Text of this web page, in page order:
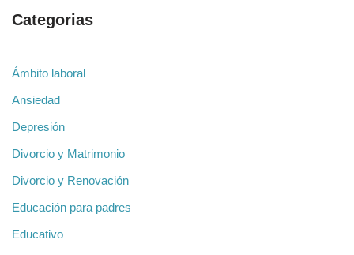
Categorias
Ámbito laboral
Ansiedad
Depresión
Divorcio y Matrimonio
Divorcio y Renovación
Educación para padres
Educativo